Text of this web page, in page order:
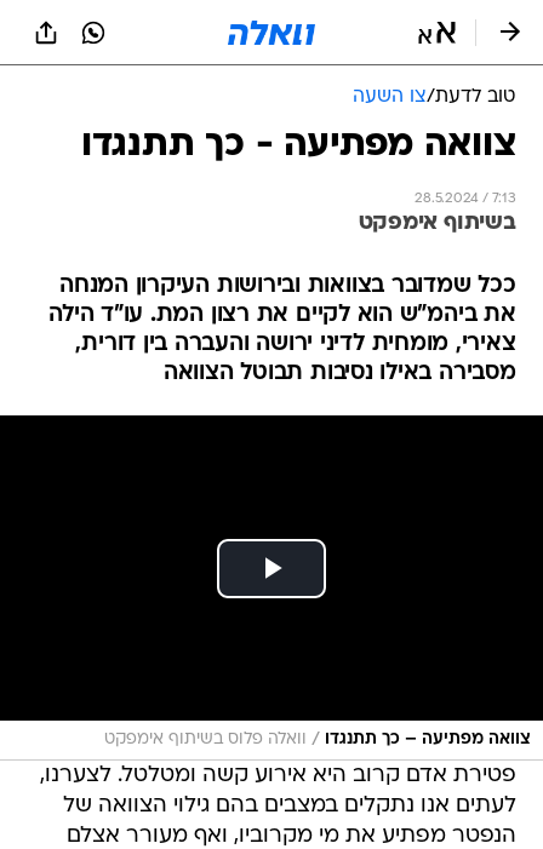
טוב לדעת/צו השעה
צוואה מפתיעה - כך תתנגדו
28.5.2024 / 7:13
בשיתוף אימפקט
ככל שמדובר בצוואות ובירושות העיקרון המנחה
את ביהמ"ש הוא לקיים את רצון המת. עו"ד הילה
צאירי, מומחית לדיני ירושה והעברה בין דורית,
מסבירה באילו נסיבות תבוטל הצוואה
צוואה מפתיעה – כך תתנגדו / וואלה פלוס בשיתוף אימפקט
פטירת אדם קרוב היא אירוע קשה ומטלטל. לצערנו,
לעתים אנו נתקלים במצבים בהם גילוי הצוואה של
הנפטר מפתיע את מי מקרוביו, ואף מעורר אצלם